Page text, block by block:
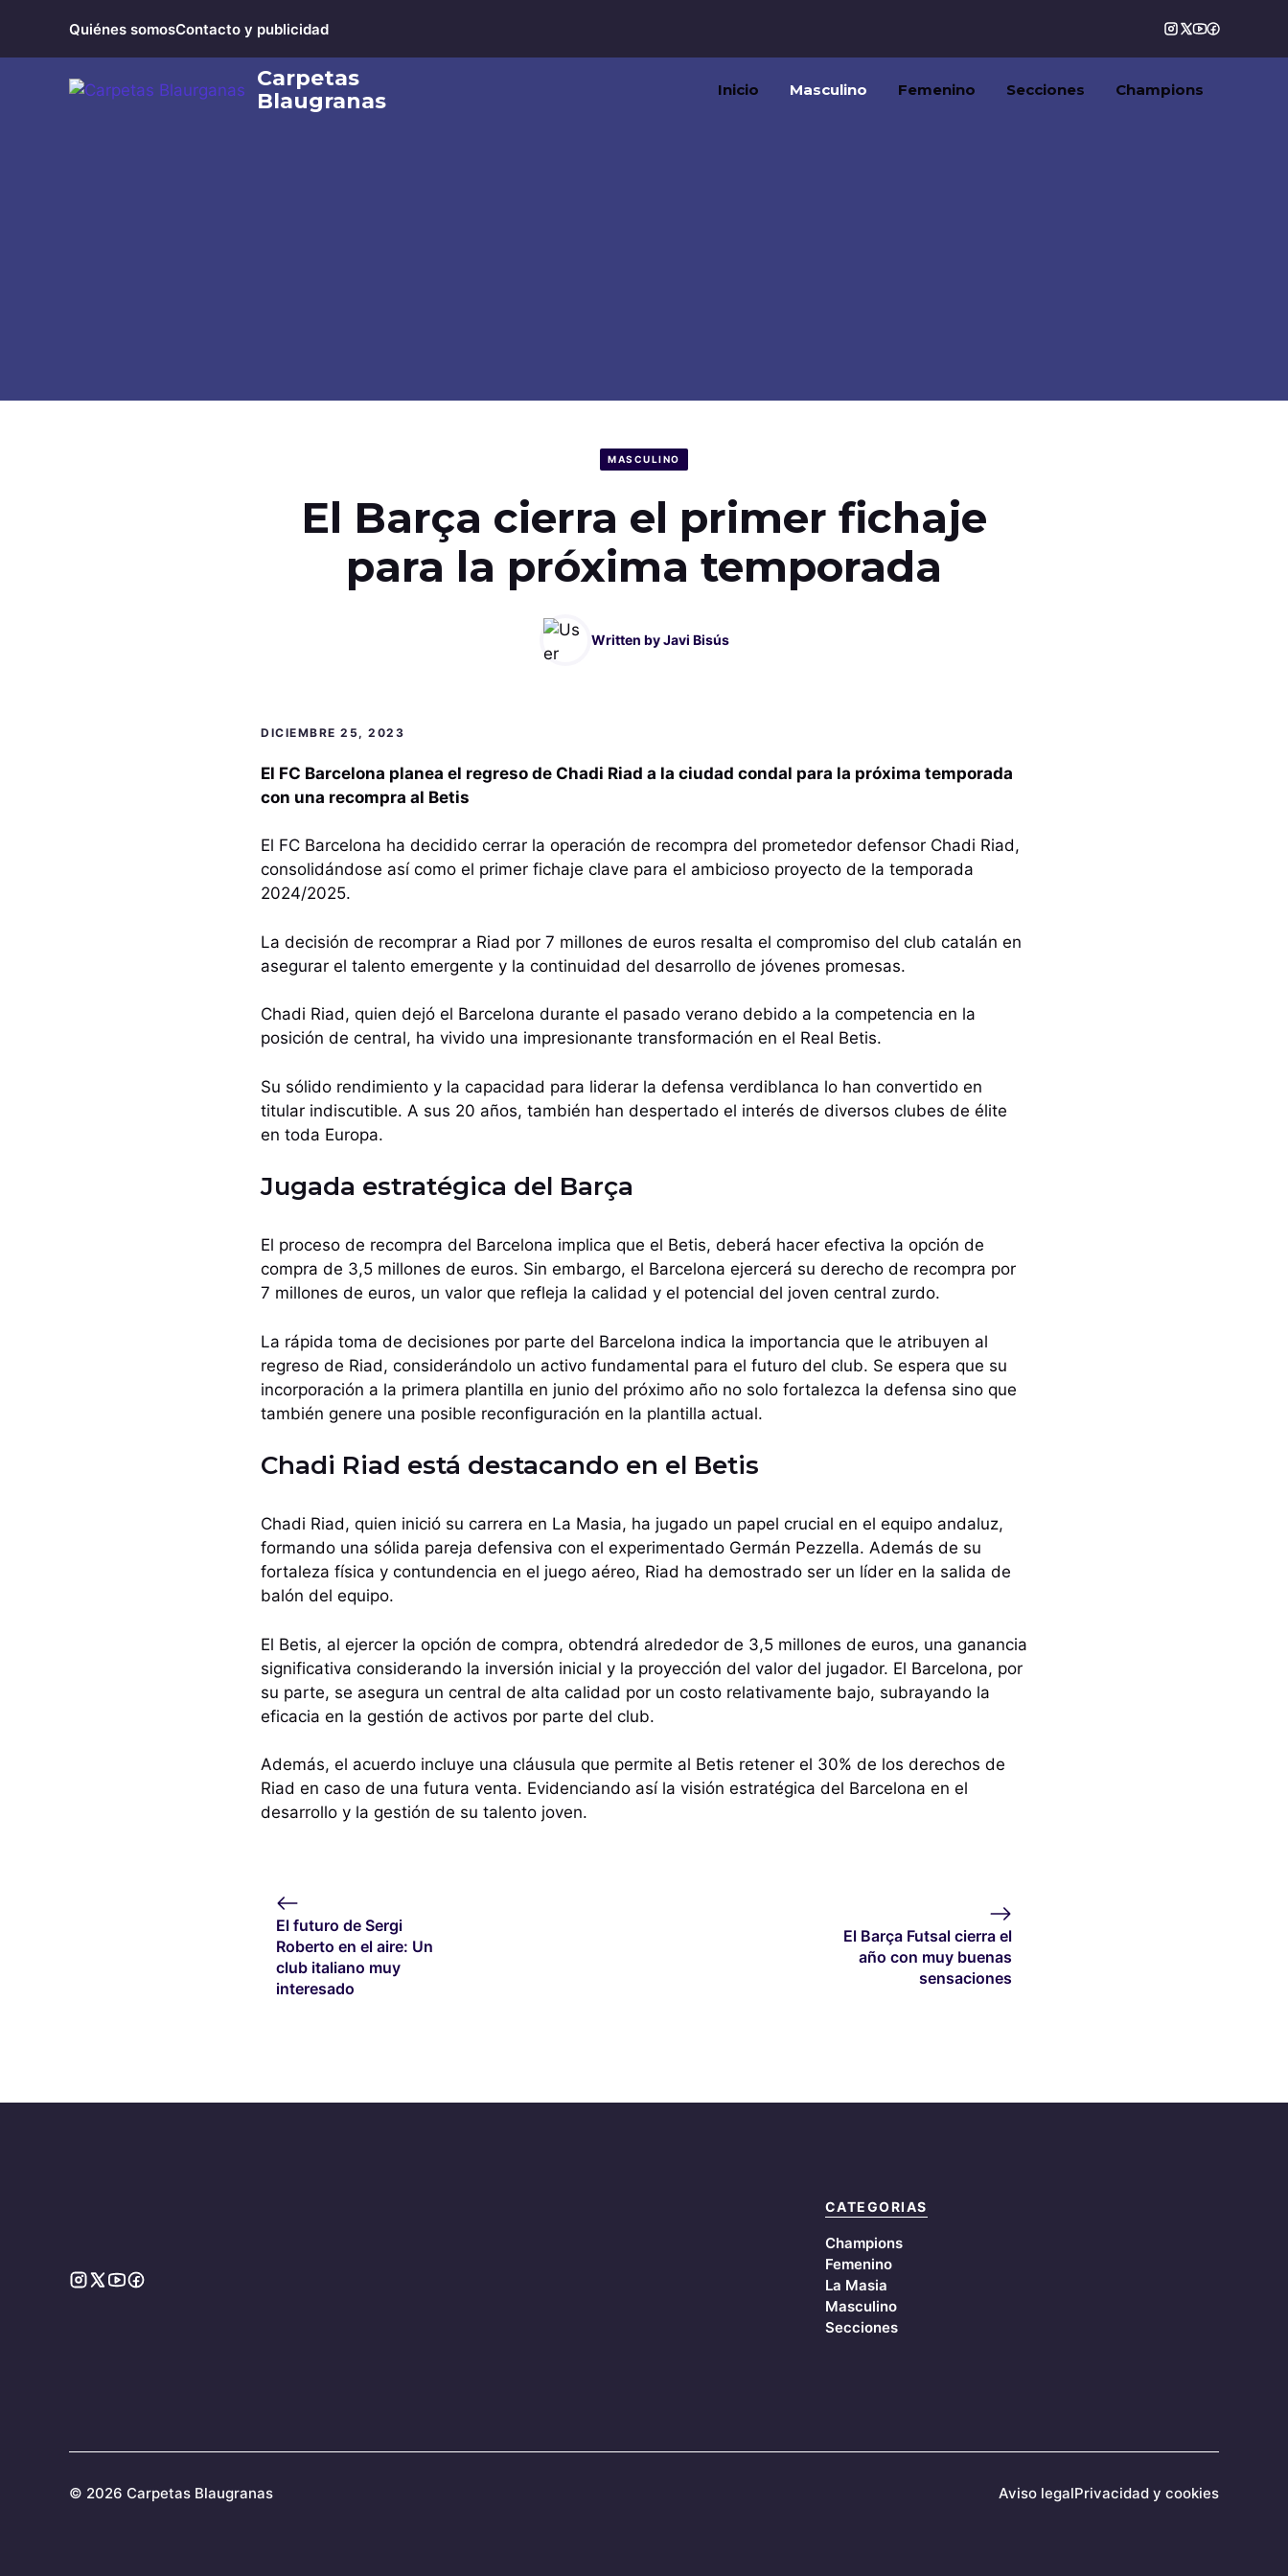
contenido
Quiénes somosContacto y publicidad
Inicio Masculino Femenino Secciones Champions
MASCULINO
El Barça cierra el primer fichaje
para la próxima temporada
Written byJavi Bisús
DICIEMBRE 25, 2023
El FC Barcelona planea el regreso de Chadi Riad a la ciudad condal para la próxima temporada
con una recompra al Betis
El FC Barcelona ha decidido cerrar la operación de recompra del prometedor defensor Chadi Riad,
consolidándose así como el primer fichaje clave para el ambicioso proyecto de la temporada
2024/2025.
La decisión de recomprar a Riad por 7 millones de euros resalta el compromiso del club catalán en
asegurar el talento emergente y la continuidad del desarrollo de jóvenes promesas.
Chadi Riad, quien dejó el Barcelona durante el pasado verano debido a la competencia en la
posición de central, ha vivido una impresionante transformación en el Real Betis.
Su sólido rendimiento y la capacidad para liderar la defensa verdiblanca lo han convertido en
titular indiscutible. A sus 20 años, también han despertado el interés de diversos clubes de élite
en toda Europa.
Jugada estratégica del Barça
El proceso de recompra del Barcelona implica que el Betis, deberá hacer efectiva la opción de
compra de 3,5 millones de euros. Sin embargo, el Barcelona ejercerá su derecho de recompra por
7 millones de euros, un valor que refleja la calidad y el potencial del joven central zurdo.
La rápida toma de decisiones por parte del Barcelona indica la importancia que le atribuyen al
regreso de Riad, considerándolo un activo fundamental para el futuro del club. Se espera que su
incorporación a la primera plantilla en junio del próximo año no solo fortalezca la defensa sino que
también genere una posible reconfiguración en la plantilla actual.
Chadi Riad está destacando en el Betis
Chadi Riad, quien inició su carrera en La Masia, ha jugado un papel crucial en el equipo andaluz,
formando una sólida pareja defensiva con el experimentado Germán Pezzella. Además de su
fortaleza física y contundencia en el juego aéreo, Riad ha demostrado ser un líder en la salida de
balón del equipo.
El Betis, al ejercer la opción de compra, obtendrá alrededor de 3,5 millones de euros, una ganancia
significativa considerando la inversión inicial y la proyección del valor del jugador. El Barcelona, por
su parte, se asegura un central de alta calidad por un costo relativamente bajo, subrayando la
eficacia en la gestión de activos por parte del club.
Además, el acuerdo incluye una cláusula que permite al Betis retener el 30% de los derechos de
Riad en caso de una futura venta. Evidenciando así la visión estratégica del Barcelona en el
desarrollo y la gestión de su talento joven.
El futuro de Sergi
Roberto en el aire: Un
club italiano muy
interesado
El Barça Futsal cierra el
año con muy buenas
sensaciones
CATEGORIAS
Champions
Femenino
La Masia
Masculino
Secciones
© 2026 Carpetas Blaugranas Aviso legalPrivacidad y cookies